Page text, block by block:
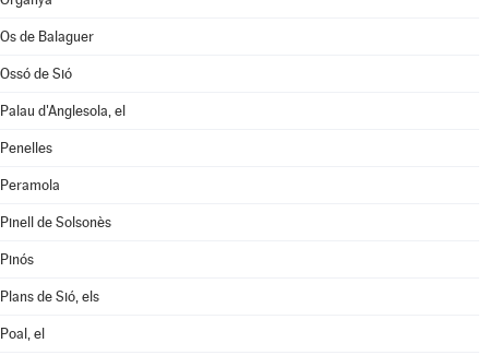
Os de Balaguer
Ossó de Sió
Palau d'Anglesola, el
Penelles
Peramola
Pinell de Solsonès
Pinós
Plans de Sió, els
Poal, el